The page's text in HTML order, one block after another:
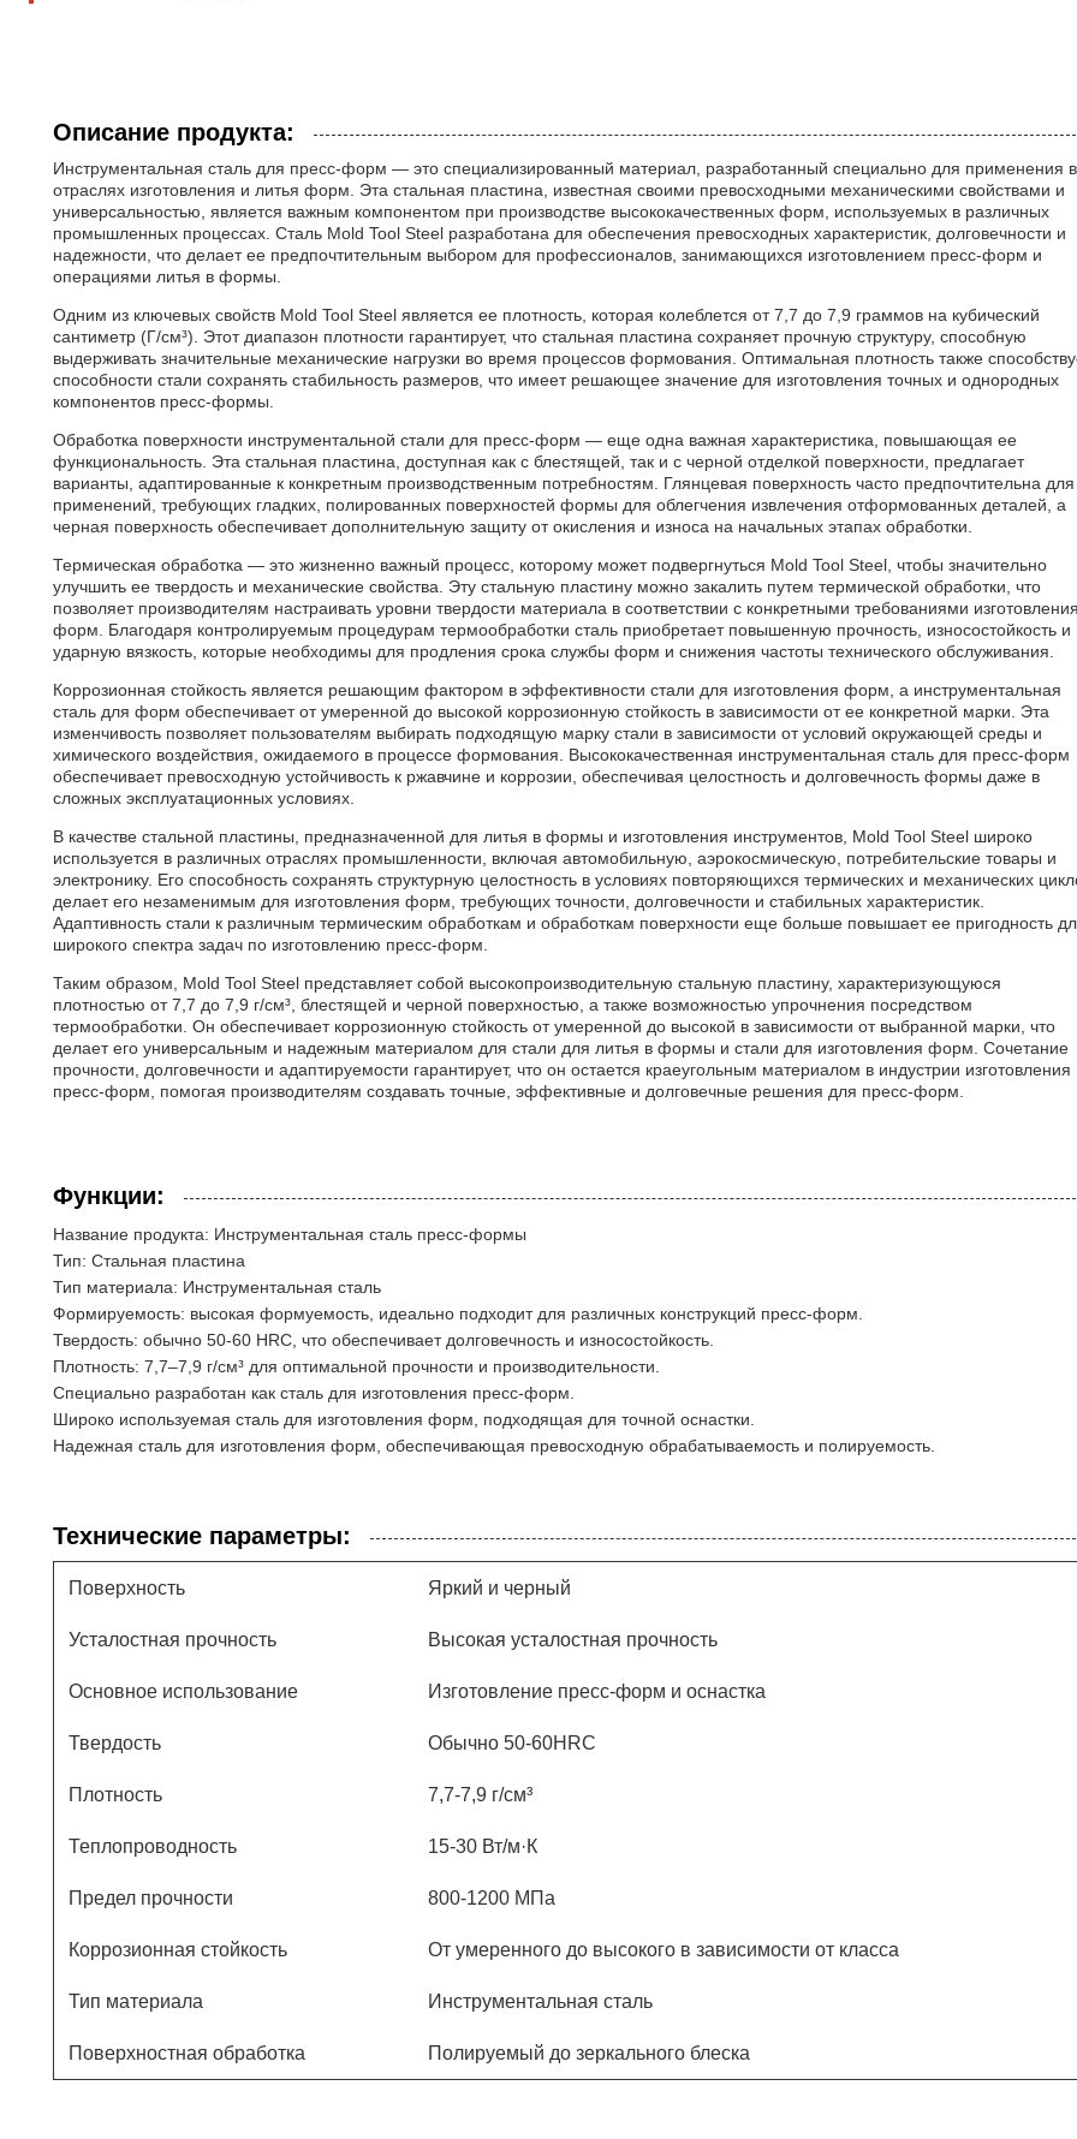
Описание продукта:
Инструментальная сталь для пресс-форм — это специализированный материал, разработанный специально для применения в
отраслях изготовления и литья форм. Эта стальная пластина, известная своими превосходными механическими свойствами и
универсальностью, является важным компонентом при производстве высококачественных форм, используемых в различных
промышленных процессах. Сталь Mold Tool Steel разработана для обеспечения превосходных характеристик, долговечности и
надежности, что делает ее предпочтительным выбором для профессионалов, занимающихся изготовлением пресс-форм и
операциями литья в формы.
Одним из ключевых свойств Mold Tool Steel является ее плотность, которая колеблется от 7,7 до 7,9 граммов на кубический
сантиметр (Г/см³). Этот диапазон плотности гарантирует, что стальная пластина сохраняет прочную структуру, способную
выдерживать значительные механические нагрузки во время процессов формования. Оптимальная плотность также
способности стали сохранять стабильность размеров, что имеет решающее значение для изготовления точных и однородных
компонентов пресс-формы.
Обработка поверхности инструментальной стали для пресс-форм — еще одна важная характеристика, повышающая ее
функциональность. Эта стальная пластина, доступная как с блестящей, так и с черной отделкой поверхности, предлагает
варианты, адаптированные к конкретным производственным потребностям. Глянцевая поверхность часто предпочтительна для
применений, требующих гладких, полированных поверхностей формы для облегчения извлечения отформованных деталей, а
черная поверхность обеспечивает дополнительную защиту от окисления и износа на начальных этапах обработки.
Термическая обработка — это жизненно важный процесс, которому может подвергнуться Mold Tool Steel, чтобы значительно
улучшить ее твердость и механические свойства. Эту стальную пластину можно закалить путем термической обработки, что
позволяет производителям настраивать уровни твердости материала в соответствии с конкретными требованиями
форм. Благодаря контролируемым процедурам термообработки сталь приобретает повышенную прочность, износостойкость и
ударную вязкость, которые необходимы для продления срока службы форм и снижения частоты технического обслуживания.
Коррозионная стойкость является решающим фактором в эффективности стали для изготовления форм, а инструментальная
сталь для форм обеспечивает от умеренной до высокой коррозионную стойкость в зависимости от ее конкретной марки. Эта
изменчивость позволяет пользователям выбирать подходящую марку стали в зависимости от условий окружающей среды и
химического воздействия, ожидаемого в процессе формования. Высококачественная инструментальная сталь для пресс-форм
обеспечивает превосходную устойчивость к ржавчине и коррозии, обеспечивая целостность и долговечность формы даже в
сложных эксплуатационных условиях.
В качестве стальной пластины, предназначенной для литья в формы и изготовления инструментов, Mold Tool Steel широко
используется в различных отраслях промышленности, включая автомобильную, аэрокосмическую, потребительские товары и
электронику. Его способность сохранять структурную целостность в условиях повторяющихся термических и механических
делает его незаменимым для изготовления форм, требующих точности, долговечности и стабильных характеристик.
Адаптивность стали к различным термическим обработкам и обработкам поверхности еще больше повышает ее пригодность
широкого спектра задач по изготовлению пресс-форм.
Таким образом, Mold Tool Steel представляет собой высокопроизводительную стальную пластину, характеризующуюся
плотностью от 7,7 до 7,9 г/см³, блестящей и черной поверхностью, а также возможностью упрочнения посредством
термообработки. Он обеспечивает коррозионную стойкость от умеренной до высокой в ​​зависимости от выбранной марки, что
делает его универсальным и надежным материалом для стали для литья в формы и стали для изготовления форм. Сочетание
прочности, долговечности и адаптируемости гарантирует, что он остается краеугольным материалом в индустрии изготовления
пресс-форм, помогая производителям создавать точные, эффективные и долговечные решения для пресс-форм.
Функции:
Название продукта: Инструментальная сталь пресс-формы
Тип: Стальная пластина
Тип материала: Инструментальная сталь
Формируемость: высокая формуемость, идеально подходит для различных конструкций пресс-форм.
Твердость: обычно 50-60 HRC, что обеспечивает долговечность и износостойкость.
Плотность: 7,7–7,9 г/см³ для оптимальной прочности и производительности.
Специально разработан как сталь для изготовления пресс-форм.
Широко используемая сталь для изготовления форм, подходящая для точной оснастки.
Надежная сталь для изготовления форм, обеспечивающая превосходную обрабатываемость и полируемость.
Технические параметры:
Поверхность Яркий и черный
Усталостная прочность Высокая усталостная прочность
Основное использование Изготовление пресс-форм и оснастка
Твердость Обычно 50-60HRC
Плотность 7,7-7,9 г/см³
Теплопроводность 15-30 Вт/м·К
Предел прочности 800-1200 МПа
Коррозионная стойкость От умеренного до высокого в зависимости от класса
Тип материала Инструментальная сталь
Поверхностная обработка Полируемый до зеркального блеска